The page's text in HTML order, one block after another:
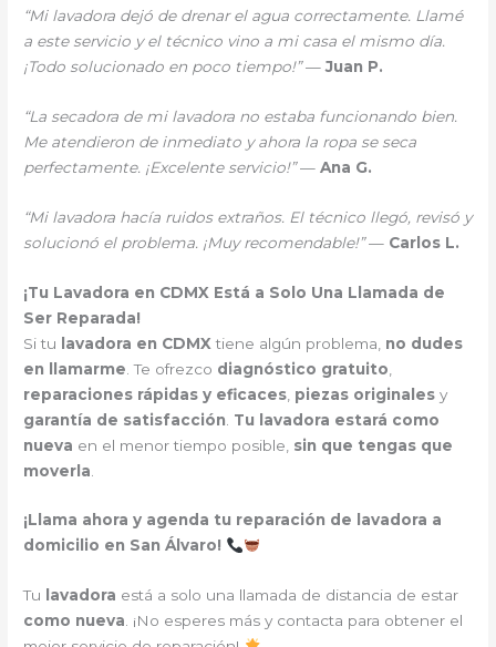
“Mi lavadora dejó de drenar el agua correctamente. Llamé
a este servicio y el técnico vino a mi casa el mismo día.
¡Todo solucionado en poco tiempo!”—Juan P.
“La secadora de mi lavadora no estaba funcionando bien.
Me atendieron de inmediato y ahora la ropa se seca
perfectamente. ¡Excelente servicio!”—Ana G.
“Mi lavadora hacía ruidos extraños. El técnico llegó, revisó y
solucionó el problema. ¡Muy recomendable!”— Carlos L.
¡Tu Lavadora en CDMX Está a Solo Una Llamada de
Ser Reparada!
Si tu lavadora en CDMX tiene algún problema, no dudes
en llamarme . Te ofrezco diagnóstico gratuito
reparaciones rápidas y eficaces piezas originales y
garantía de satisfacción Tu lavadora estará como
nueva en el menor tiempo posible, sin que tengas que
moverla
¡Llama ahora y agenda tu reparación de lavadora a
domicilio en San Álvaro!
Tu lavadora está a solo una llamada de distancia de estar
como nueva. ¡No esperes más y contacta para obtener el